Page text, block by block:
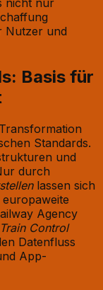
nicht nur
Nutzer und
Basis für
Standards.
und
durch
lassen sich
Agency
Control
Datenfluss
App-